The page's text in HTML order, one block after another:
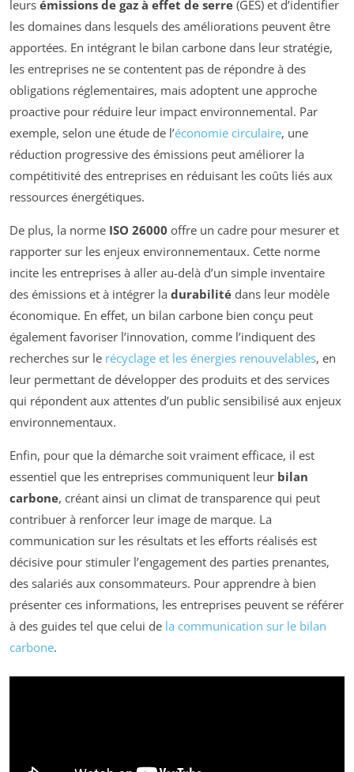
leurs émissions de gaz à effet de serre (GES) et d’identifier
les domaines dans lesquels des améliorations peuvent être
apportées. En intégrant le bilan carbone dans leur stratégie,
les entreprises ne se contentent pas de répondre à des
obligations réglementaires, mais adoptent une approche
proactive pour réduire leur impact environnemental. Par
exemple, selon une étude de l’économie circulaire, une
réduction progressive des émissions peut améliorer la
compétitivité des entreprises en réduisant les coûts liés aux
ressources énergétiques.
De plus, la norme ISO 26000 offre un cadre pour mesurer et
rapporter sur les enjeux environnementaux. Cette norme
incite les entreprises à aller au-delà d’un simple inventaire
des émissions et à intégrer la durabilité dans leur modèle
économique. En effet, un bilan carbone bien conçu peut
également favoriser l’innovation, comme l’indiquent des
recherches sur le récyclage et les énergies renouvelables, en
leur permettant de développer des produits et des services
qui répondent aux attentes d’un public sensibilisé aux enjeux
environnementaux.
Enfin, pour que la démarche soit vraiment efficace, il est
essentiel que les entreprises communiquent leur bilan
carbone, créant ainsi un climat de transparence qui peut
contribuer à renforcer leur image de marque. La
communication sur les résultats et les efforts réalisés est
décisive pour stimuler l’engagement des parties prenantes,
des salariés aux consommateurs. Pour apprendre à bien
présenter ces informations, les entreprises peuvent se référer
à des guides tel que celui de la communication sur le bilan
carbone.